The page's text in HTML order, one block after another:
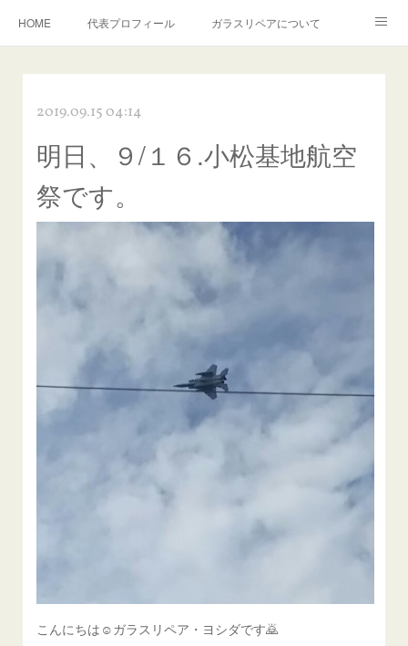
HOME 代表プロフィール ガラスリペアについて
飛び石施工料金について
当店へのアクセス 建築ガラスキズ取り・研磨・磨き
【プロ使用】フッ素系ガラストリートメント『アクアペル』
ガラスリペア施工価格
飛び石ひび割れでヒビ先が伸びた場合は？
2019.09.15 04:14
明日、９/１６.小松基地航空
祭です。
こんにちは☺ガラスリペア・ヨシダです🙇